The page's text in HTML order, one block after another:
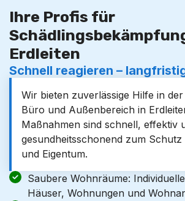
Ihre Profis für
Erdleiten
Schnell reagieren –
Wir bieten zuverlässige Hilfe in
Büro und Außenbereich in
Maßnahmen sind schnell, effektiv
gesundheitsschonend zum
und Eigentum.
Saubere Wohnräume:
Häuser, Wohnungen und